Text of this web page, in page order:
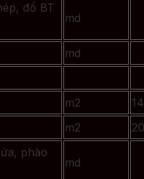
đổ BT
md
md
m2
m2
phào
md